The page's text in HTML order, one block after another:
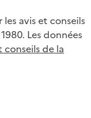
avis et conseils
Les données
conseils de la